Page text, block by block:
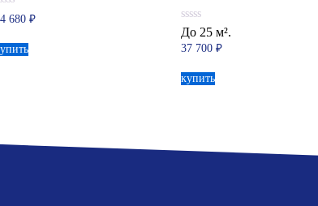
680₽
0
из
5
До 25 м².
37 700₽
купить